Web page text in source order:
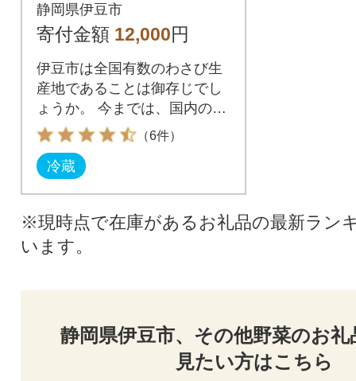
静岡県伊豆市
寄付金額 12,000円
伊豆市は全国有数のわさび生
産地であることは御存じでし
ょうか。 今までは、国内の中
央市場や首都圏の料亭などに
出荷してしまうことがほとん
どで、御家庭に直接お届けす
の影響で外食産業の需要が減
った今、首都圏の料亭で使用
種である【真妻】を伊豆市ふ
届けすることができるように
なりました!
（6件）
冷蔵
※現時点で在庫があるお礼品の最新ラン
います。
静岡県伊豆市、その他野菜のお
見たい方はこちら